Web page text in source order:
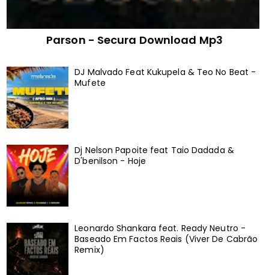
Parson - Secura Download Mp3
DJ Malvado Feat Kukupela & Teo No Beat -
Mufete
Dj Nelson Papoite feat Taio Dadada &
D'benilson - Hoje
Leonardo Shankara feat. Ready Neutro -
Baseado Em Factos Reais (Viver De Cabrão
Remix)